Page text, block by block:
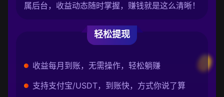
属后台，收益动态随时掌握，赚钱就是这么清晰！
轻松提现
收益每月到账，无需操作，轻松躺赚
支持支付宝/USDT，到账快，方式你说了算